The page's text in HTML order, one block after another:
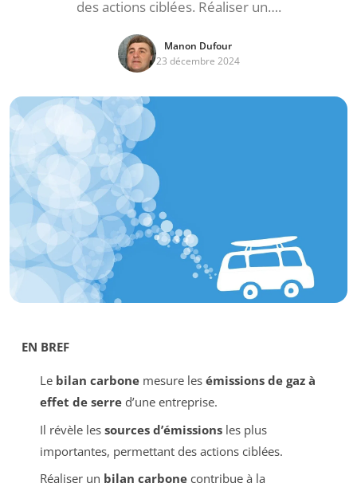
des actions ciblées. Réaliser un….
Manon Dufour
23 décembre 2024
EN BREF
Le bilan carbonemesure les émissions de gaz à
effet de serred’une entreprise.
Il révèle les sources d’émissionsles plus
importantes, permettant des actions ciblées.
Réaliser un bilan carbonecontribue à la